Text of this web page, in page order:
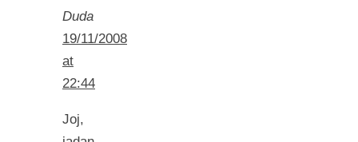
Duda
19/11/2008
at
22:44
Joj,